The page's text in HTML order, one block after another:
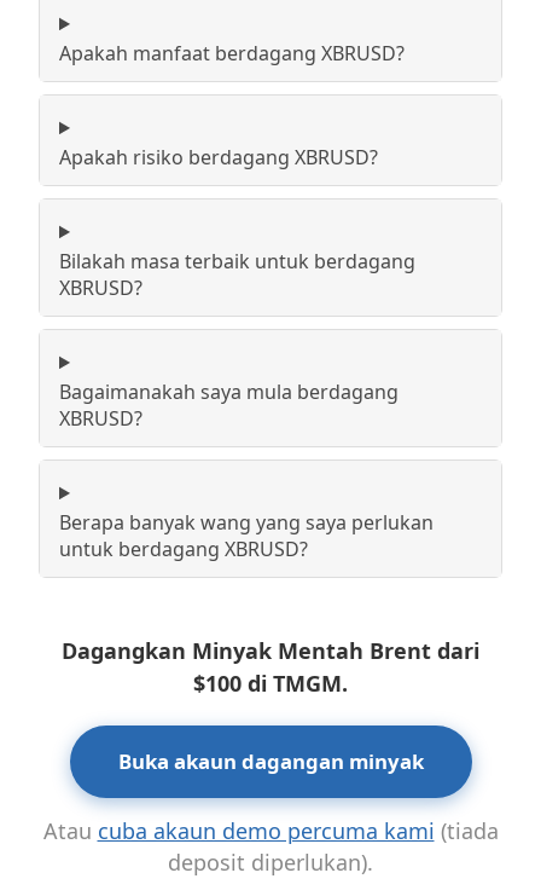
Apakah manfaat berdagang XBRUSD?
Apakah risiko berdagang XBRUSD?
Bilakah masa terbaik untuk berdagang
XBRUSD?
Bagaimanakah saya mula berdagang
XBRUSD?
Berapa banyak wang yang saya perlukan
untuk berdagang XBRUSD?
Dagangkan Minyak Mentah Brent dari
$100 di TMGM.
Buka akaun dagangan minyak
Atau cuba akaun demo percuma kami (tiada
deposit diperlukan).